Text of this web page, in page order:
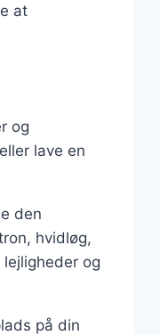
at
og
lave en
den
hvidløg,
og
på din